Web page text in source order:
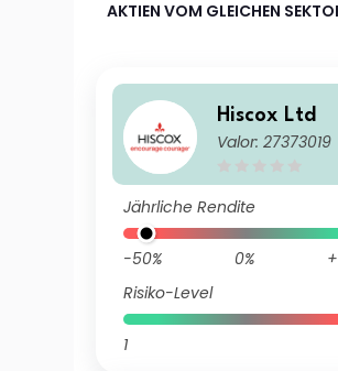
AKTIEN VOM GLEICHEN
Hiscox Ltd
Valor: 27373019
Jährliche Rendite
-50% 0%
Risiko-Level
1